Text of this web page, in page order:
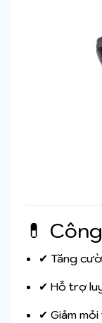
💊
✔ Tăng
✔ Hỗ trợ
✔ Giảm